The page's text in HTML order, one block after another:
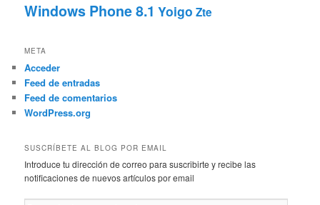
Windows Phone 8.1 Yoigo Zte
META
Acceder
Feed de entradas
Feed de comentarios
WordPress.org
SUSCRÍBETE AL BLOG POR EMAIL
Introduce tu dirección de correo para suscribirte y recibe las
notificaciones de nuevos artículos por email